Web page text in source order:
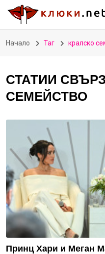
Начало Таг кралско
СТАТИИ
СЕМЕЙСТВО
Принц Хари и Меган